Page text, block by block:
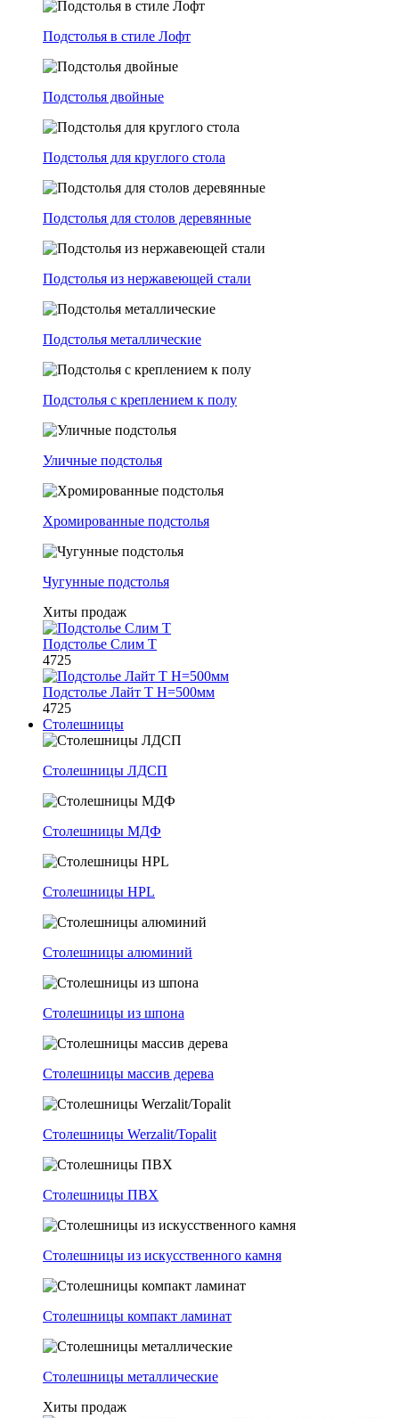
Подстолья в стиле Лофт
Подстолья двойные
Подстолья для круглого стола
Подстолья для столов деревянные
Подстолья из нержавеющей стали
Подстолья металлические
Подстолья с креплением к полу
Уличные подстолья
Хромированные подстолья
Чугунные подстолья
Хиты продаж
Подстолье Слим Т
4725
Подстолье Лайт Т H=500мм
4725
Столешницы
Столешницы ЛДСП
Столешницы МДФ
Столешницы HPL
Столешницы алюминий
Столешницы из шпона
Столешницы массив дерева
Столешницы Werzalit/Topalit
Столешницы ПВХ
Столешницы из искусственного камня
Столешницы компакт ламинат
Столешницы металлические
Хиты продаж